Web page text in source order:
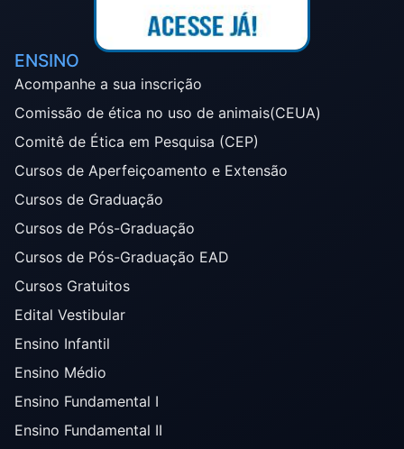
ENSINO
Acompanhe a sua inscrição
Comissão de ética no uso de animais(CEUA)
Comitê de Ética em Pesquisa (CEP)
Cursos de Aperfeiçoamento e Extensão
Cursos de Graduação
Cursos de Pós-Graduação
Cursos de Pós-Graduação EAD
Cursos Gratuitos
Edital Vestibular
Ensino Infantil
Ensino Médio
Ensino Fundamental I
Ensino Fundamental II